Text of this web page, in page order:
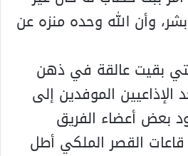
وأن الله وحده منزه عن
بقيت عالقة في ذهن
الموفدين إلى
بعض أعضاء الفريق
القصر الملكي أطل